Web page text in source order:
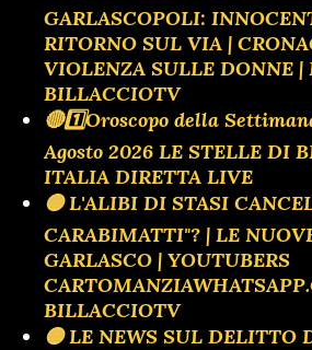
GARLASCOPOLI:
RITORNO SUL VIA |
VIOLENZA SULLE DONNE
BILLACCIOTV
🔴1️⃣Oroscopo della
Agosto 2026 LE STELLE DI
ITALIA DIRETTA LIVE
🟡 L'ALIBI DI STASI
CARABIMATTI"? | LE
GARLASCO | YOUTUBERS
BILLACCIOTV
🟡 LE NEWS SUL DELITTO